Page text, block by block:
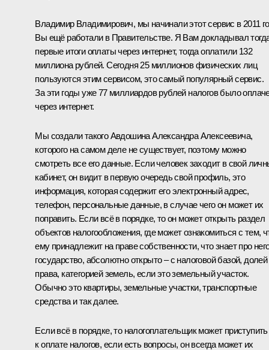
Владимир Владимирович, мы начинали этот сервис в 2011
Вы ещё работали в Правительстве. Я Вам докладывал
первые итоги оплаты через интернет, тогда оплатили 132
миллиона рублей. Сегодня 25 миллионов физических лиц
пользуются этим сервисом, это самый популярный сервис.
За эти годы уже 77 миллиардов рублей налогов было
через интернет.
Мы создали такого Авдошина Александра Алексеевича,
которого на самом деле не существует, поэтому можно
смотреть все его данные. Если человек заходит в свой
кабинет, он видит в первую очередь свой профиль, это
информация, которая содержит его электронный адрес,
телефон, персональные данные, в случае чего он может их
поправить. Если всё в порядке, то он может открыть раздел
объектов налогообложения, где может ознакомиться с тем,
ему принадлежит на праве собственности, что знает про
государство, абсолютно открыто – с налоговой базой, долей
права, категорией земель, если это земельный участок.
Обычно это квартиры, земельные участки, транспортные
средства и так далее.
Если всё в порядке, то налогоплательщик может приступить
к оплате налогов, если есть вопросы, он всегда может их